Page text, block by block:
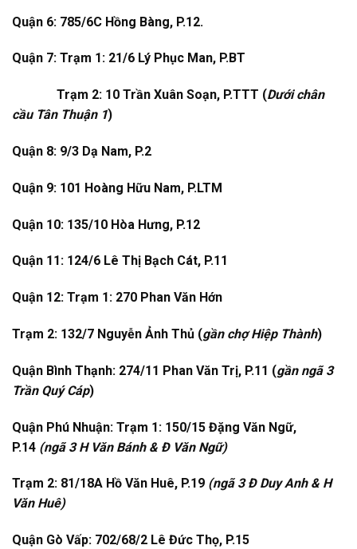
Quận 6: 785/6C Hồng Bàng, P.12.
Quận 7: Trạm 1: 21/6 Lý Phục Man, P.BT
Trạm 2: 10 Trần Xuân Soạn, P.TTT (Dưới chân
cầu Tân Thuận 1)
Quận 8: 9/3 Dạ Nam, P.2
Quận 9: 101 Hoàng Hữu Nam, P.LTM
Quận 10: 135/10 Hòa Hưng, P.12
Quận 11: 124/6 Lê Thị Bạch Cát, P.11
Quận 12: Trạm 1: 270 Phan Văn Hớn
Trạm 2: 132/7 Nguyễn Ảnh Thủ (gần chợ Hiệp Thành)
Quận Bình Thạnh: 274/11 Phan Văn Trị, P.11 (gần ngã 3
Trần Quý Cáp)
Quận Phú Nhuận: Trạm 1: 150/15 Đặng Văn Ngữ,
P.14 (ngã 3 H Văn Bánh & Đ Văn Ngữ)
Trạm 2: 81/18A Hồ Văn Huê, P.19 (ngã 3 Đ Duy Anh & H
Văn Huê)
Quận Gò Vấp: 702/68/2 Lê Đức Thọ, P.15